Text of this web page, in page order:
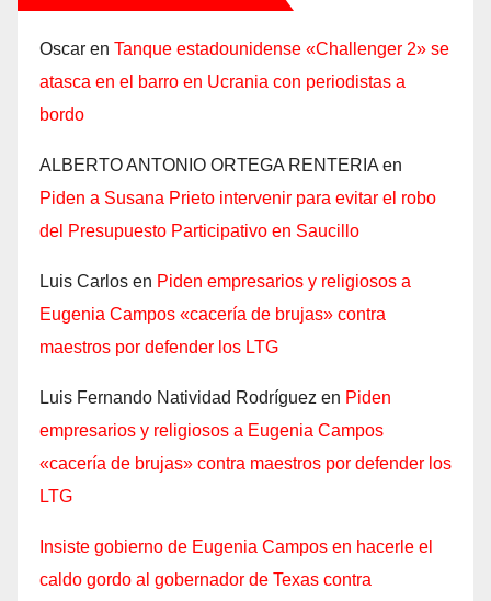
Oscar en Tanque estadounidense «Challenger 2» se
atasca en el barro en Ucrania con periodistas a
bordo
ALBERTO ANTONIO ORTEGA RENTERIA en
Piden a Susana Prieto intervenir para evitar el robo
del Presupuesto Participativo en Saucillo
Luis Carlos en Piden empresarios y religiosos a
Eugenia Campos «cacería de brujas» contra
maestros por defender los LTG
Luis Fernando Natividad Rodríguez en Piden
empresarios y religiosos a Eugenia Campos
«cacería de brujas» contra maestros por defender los
LTG
Insiste gobierno de Eugenia Campos en hacerle el
caldo gordo al gobernador de Texas contra